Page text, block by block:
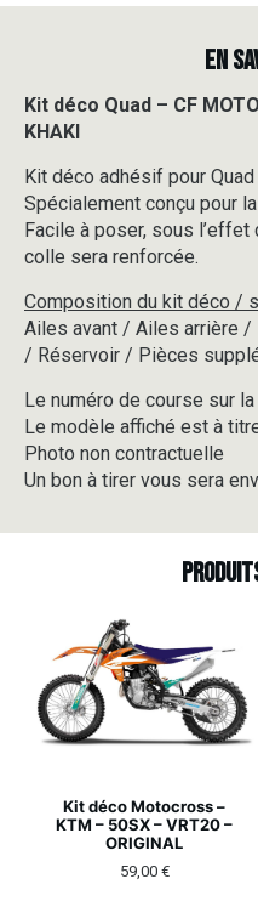
Quad
-
C
520
S
-
2DR6
-
KHAKI
EN
Kit déco Quad – CF
KHAKI
Kit déco adhésif pour
Spécialement conçu pour
Facile à poser, sous l’effet
colle sera renforcée.
Composition du kit déco /
Ailes avant / Ailes arrière
/ Réservoir / Pièces
Le numéro de course sur
Le modèle affiché est à
Photo non contractuelle
Un bon à tirer vous sera
Kit déco Motocross –
KTM – 50SX – VRT20 –
ORIGINAL
59,00 €